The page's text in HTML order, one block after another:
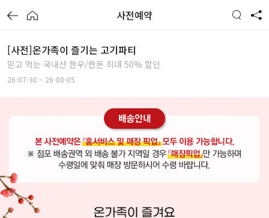
사전예약
[사전]온가족이 즐기는 고기파티
믿고 먹는 국내산 한우/한돈 최대 50% 할인
26-07-30 ~ 26-08-05